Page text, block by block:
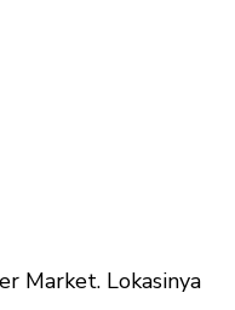
Market. Lokasinya